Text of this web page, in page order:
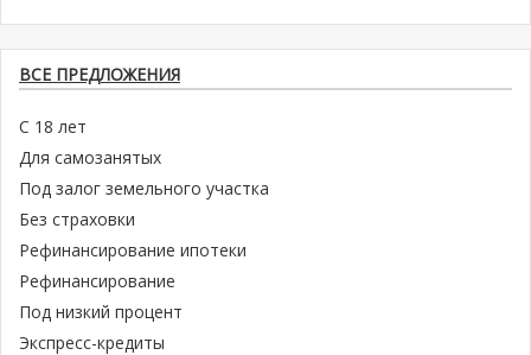
ВСЕ ПРЕДЛОЖЕНИЯ
С 18 лет
Для самозанятых
Под залог земельного участка
Без страховки
Рефинансирование ипотеки
Рефинансирование
Под низкий процент
Экспресс-кредиты